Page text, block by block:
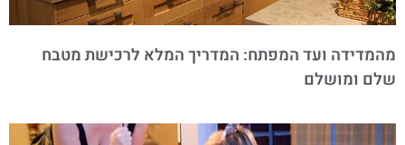
מהמדידה ועד המפתח: המדריך המלא לרכישת מטבח
שלם ומושלם